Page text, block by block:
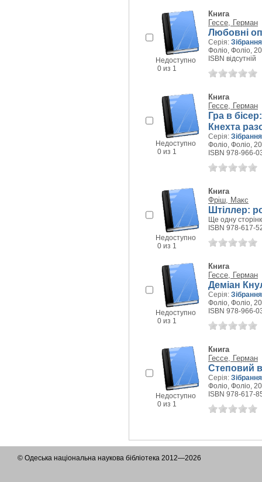
Недоступно
0 из 1
Книга
Гессе, Герман
Любовні
Серія:
Фоліо, Фоліо,
ISBN відсутній
Недоступно
0 из 1
Книга
Гессе, Герман
Гра в
Кнехта
Серія:
Фоліо, Фоліо,
ISBN 978-966-
Недоступно
0 из 1
Книга
Фріш, Макс
Штіллер:
Ще одну
ISBN 978-617-
Недоступно
0 из 1
Книга
Гессе, Герман
Деміан
Серія:
Фоліо, Фоліо,
ISBN 978-966-
Недоступно
0 из 1
Книга
Гессе, Герман
Степовий
Серія: Зібрання
Фоліо, Фоліо,
ISBN 978-617-
© Одеська національна наукова бібліотека 2012—2026